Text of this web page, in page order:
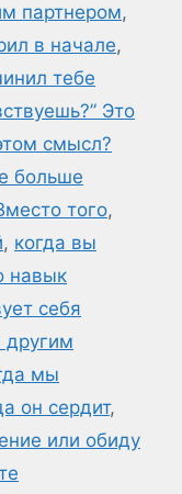
партнером,
в начале,
тебе
Это
смысл?
больше
того,
, когда вы
навык
себя
мы
он сердит,
или обиду